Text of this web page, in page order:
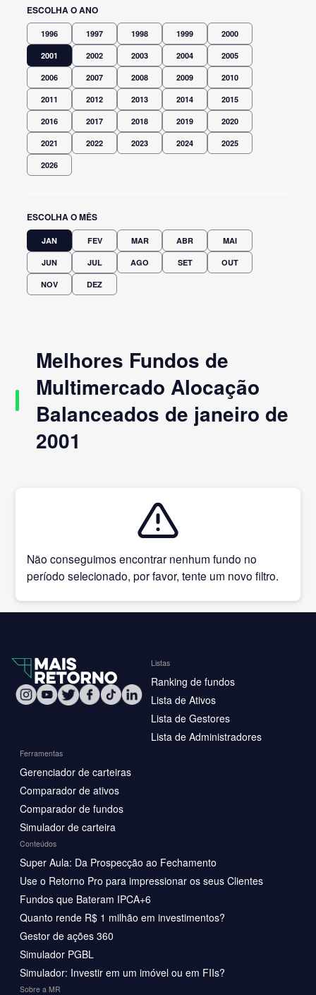
ESCOLHA O ANO
1996 1997 1998 1999 2000
2001 2002 2003 2004 2005
2006 2007 2008 2009 2010
2011 2012 2013 2014 2015
2016 2017 2018 2019 2020
2021 2022 2023 2024 2025
2026
ESCOLHA O MÊS
JAN FEV MAR ABR MAI
JUN JUL AGO SET OUT
NOV DEZ
Melhores Fundos de
Multimercado Alocação
Balanceados de janeiro de
2001
Não conseguimos encontrar nenhum fundo no
período selecionado, por favor, tente um novo filtro.
Listas
Ranking de fundos
Lista de Ativos
Lista de Gestores
Lista de Administradores
Ferramentas
Gerenciador de carteiras
Comparador de ativos
Comparador de fundos
Simulador de carteira
Conteúdos
Super Aula: Da Prospecção ao Fechamento
Use o Retorno Pro para impressionar os seus Clientes
Fundos que Bateram IPCA+6
Quanto rende R$ 1 milhão em investimentos?
Gestor de ações 360
Simulador PGBL
Simulador: Investir em um imóvel ou em FIIs?
Sobre a MR